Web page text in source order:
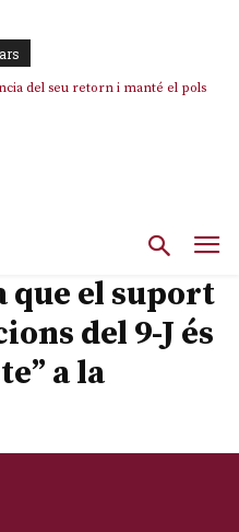
del seu retorn i manté el pols
“efecte crida” massiu per la seva
que el suport
del 9-J és
a la